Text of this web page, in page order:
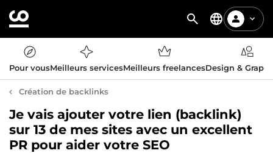
Pour vousMeilleurs servicesMeilleurs freelancesDesign &
Création de backlinks
Je vais ajouter votre lien (backlink)
sur 13 de mes sites avec un excellent
PR pour aider votre SEO